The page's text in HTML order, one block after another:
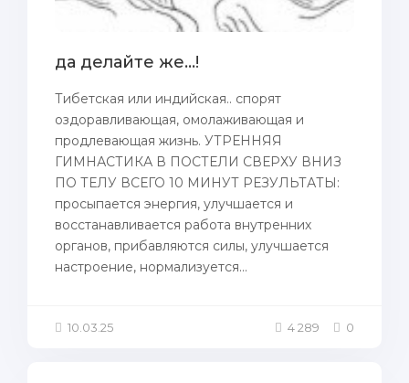
да делайте же...!
Тибетская или индийская.. спорят
оздоравливающая, омолаживающая и
продлевающая жизнь. УТРЕННЯЯ
ГИМНАСТИКА В ПОСТЕЛИ СВЕРХУ ВНИЗ
ПО ТЕЛУ ВСЕГО 10 МИНУТ РЕЗУЛЬТАТЫ:
просыпается энергия, улучшается и
восстанавливается работа внутренних
органов, прибавляются силы, улучшается
настроение, нормализуется...
10.03.25 4 289 0